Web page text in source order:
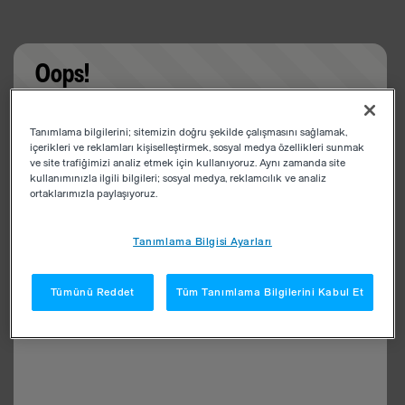
Oops!
app
Tanımlama bilgilerini; sitemizin doğru şekilde çalışmasını sağlamak,
içerikleri ve reklamları kişiselleştirmek, sosyal medya özellikleri sunmak
ve site trafiğimizi analiz etmek için kullanıyoruz. Aynı zamanda site
kullanımınızla ilgili bilgileri; sosyal medya, reklamcılık ve analiz
ortaklarımızla paylaşıyoruz.
Tanımlama Bilgisi Ayarları
Tümünü Reddet Tüm Tanımlama Bilgilerini Kabul Et